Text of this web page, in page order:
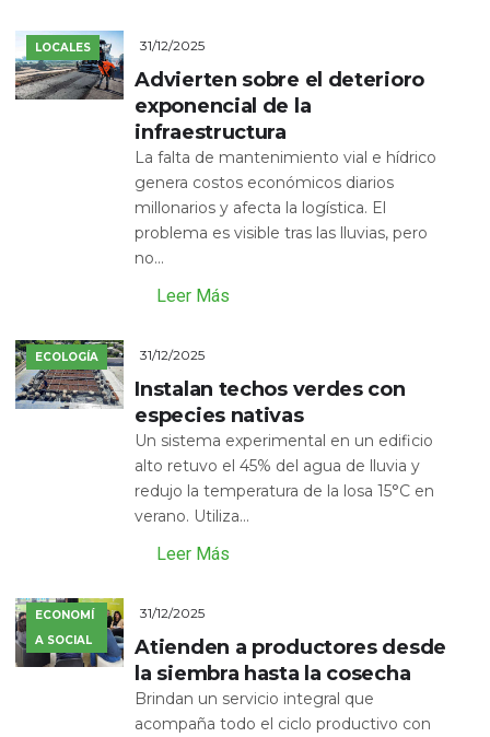
LOCALES 31/12/2025
Advierten sobre el deterioro
exponencial de la
infraestructura
La falta de mantenimiento vial e hídrico
genera costos económicos diarios
millonarios y afecta la logística. El
problema es visible tras las lluvias, pero
no...
Leer Más
ECOLOGÍA 31/12/2025
Instalan techos verdes con
especies nativas
Un sistema experimental en un edificio
alto retuvo el 45% del agua de lluvia y
redujo la temperatura de la losa 15°C en
verano. Utiliza...
Leer Más
ECONOMÍ
A SOCIAL
31/12/2025
Atienden a productores desde
la siembra hasta la cosecha
Brindan un servicio integral que
acompaña todo el ciclo productivo con